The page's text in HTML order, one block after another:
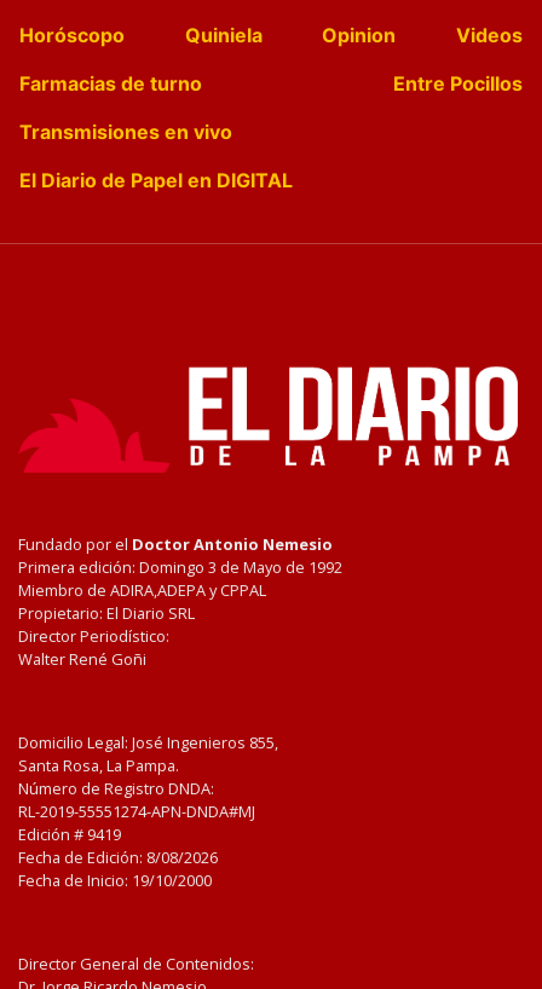
Horóscopo
Quiniela Opinion
Videos
Farmacias de turno
Entre Pocillos
Transmisiones en vivo
El Diario de Papel en DIGITAL
Fundado por el Doctor Antonio Nemesio
Primera edición: Domingo 3 de Mayo de 1992
Miembro de ADIRA,ADEPA y CPPAL
Propietario: El Diario SRL
Director Periodístico:
Walter René Goñi
Domicilio Legal: José Ingenieros 855,
Santa Rosa, La Pampa.
Número de Registro DNDA:
RL-2019-55551274-APN-DNDA#MJ
Edición # 9419
Fecha de Edición: 8/08/2026
Fecha de Inicio: 19/10/2000
Director General de Contenidos: